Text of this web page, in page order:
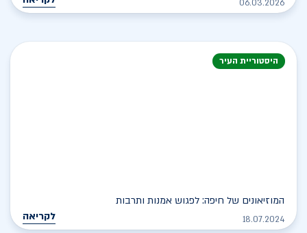
06.03.2026
היסטוריית העיר
המוזיאונים של חיפה: לפגוש אמנות ותרבות
18.07.2024 לקריאה